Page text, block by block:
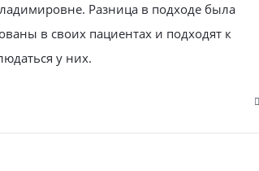
Разница в подходе была
в своих пациентах и подходят к
у них.